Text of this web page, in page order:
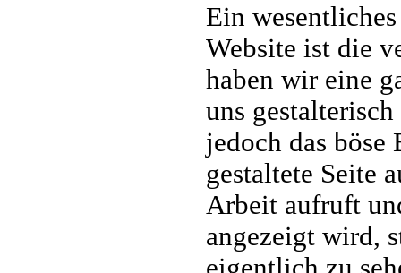
Ein
Website ist die
haben wir eine
uns
jedoch das
gestaltete Seite
Arbeit aufruft
angezeigt wird,